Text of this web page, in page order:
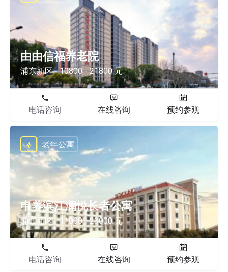
由由信福养老院
浦东新区 10800 - 21800 元
电话咨询 在线咨询 预约参观
申养滨江澜悦长者公寓
浦东新区 11000 - 23000 元
老年公寓
电话咨询 在线咨询 预约参观